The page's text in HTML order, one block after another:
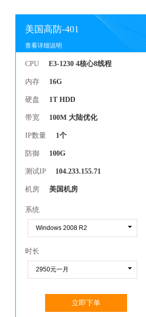
美国高防-401
查看详细说明
CPU E3-1230 4核心8线程
内存 16G
硬盘 1T HDD
带宽 100M 大陆优化
IP数量 1个
防御 100G
测试IP 104.233.155.71
机房 美国机房
系统
时长
立即下单